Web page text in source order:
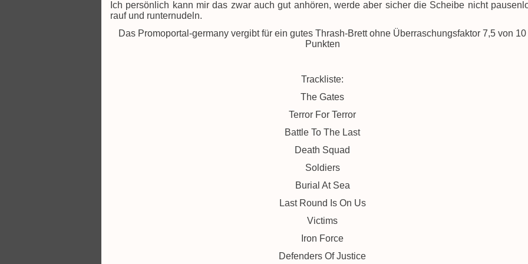
Ich persönlich kann mir das zwar auch gut anhören, werde aber sicher die Scheibe nicht
rauf und runternudeln.
Das Promoportal-germany vergibt für ein gutes Thrash-Brett ohne Überraschungsfaktor 7,5 von 10
Punkten
Trackliste:
The Gates
Terror For Terror
Battle To The Last
Death Squad
Soldiers
Burial At Sea
Last Round Is On Us
Victims
Iron Force
Defenders Of Justice